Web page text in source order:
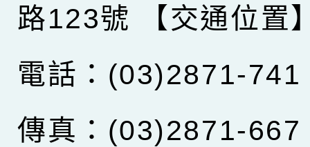
路123號
【交通位置
電話：(03)2871-741
傳真：(03)2871-667